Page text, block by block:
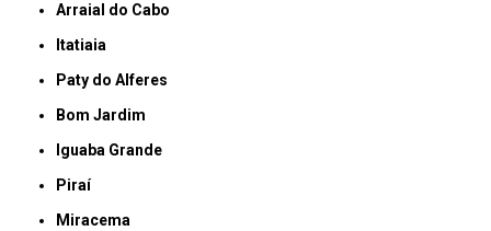
Arraial do Cabo
Itatiaia
Paty do Alferes
Bom Jardim
Iguaba Grande
Piraí
Miracema